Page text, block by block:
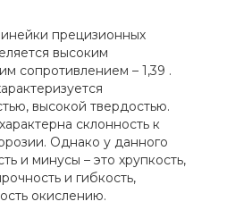
прецизионных
высоким
сопротивлением – 1,39 .
высокой твердостью.
склонность к
Однако у данного
и минусы – это хрупкость,
и гибкость,
окислению.